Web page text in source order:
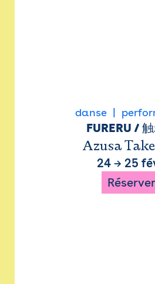
danse
FURERU /
Azusa
24→ 25
Réserver